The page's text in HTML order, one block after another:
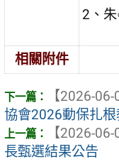
2、
相關附件
【2026-06-
協會2026動保扎根
【2026-06-
長甄選結果公告